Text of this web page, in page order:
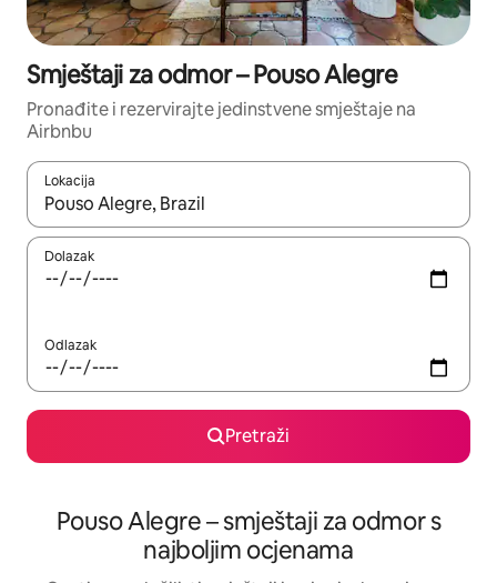
Smještaji za odmor – Pouso Alegre
Pronađite i rezervirajte jedinstvene smještaje na
Airbnbu
Lokacija
Kada budu dostupni rezultati, moći ćete ih pregledati
Dolazak
Odlazak
Pretraži
Pouso Alegre – smještaji za odmor s
najboljim ocjenama